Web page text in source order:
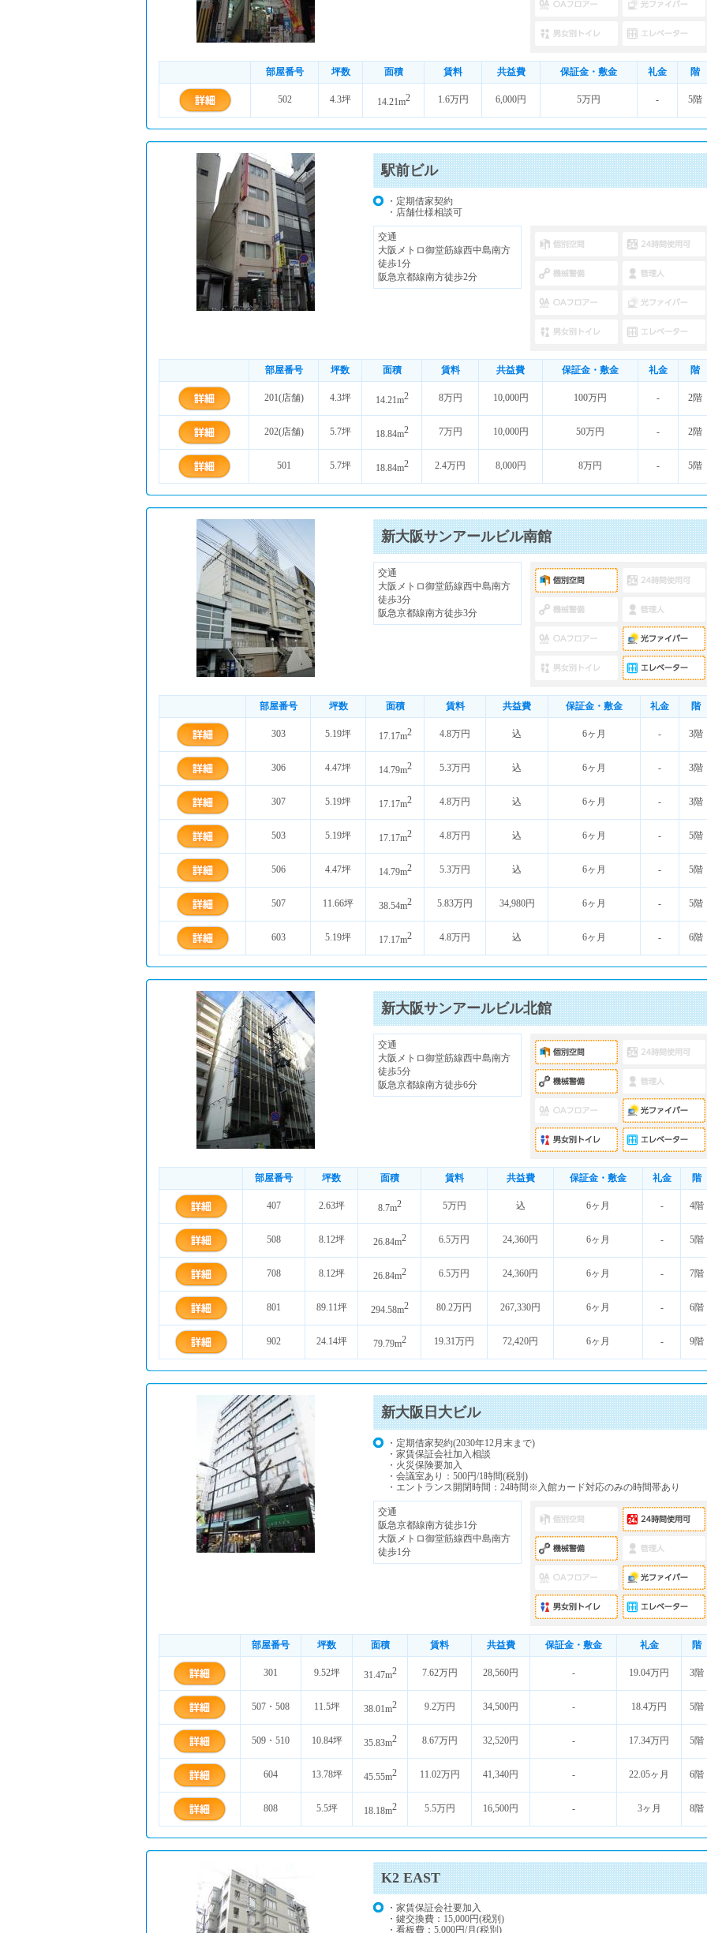
部屋番号 坪数 面積 賃料 共益費 保証金・敷金 礼金 階
502 4.3坪 14.21m2 1.6万円 6,000円 5万円 - 5階
駅前ビル
・定期借家契約
・店舗仕様相談可
交通
大阪メトロ御堂筋線西中島南方
徒歩1分
阪急京都線南方徒歩2分
部屋番号 坪数 面積 賃料 共益費 保証金・敷金 礼金 階
201(店舗) 4.3坪 14.21m2 8万円 10,000円 100万円 - 2階
202(店舗) 5.7坪 18.84m2 7万円 10,000円 50万円 - 2階
501 5.7坪 18.84m2 2.4万円 8,000円 8万円 - 5階
新大阪サンアールビル南館
交通
大阪メトロ御堂筋線西中島南方
徒歩3分
阪急京都線南方徒歩3分
部屋番号 坪数 面積 賃料 共益費 保証金・敷金 礼金 階
303 5.19坪 17.17m2 4.8万円 込 6ヶ月 - 3階
306 4.47坪 14.79m2 5.3万円 込 6ヶ月 - 3階
307 5.19坪 17.17m2 4.8万円 込 6ヶ月 - 3階
503 5.19坪 17.17m2 4.8万円 込 6ヶ月 - 5階
506 4.47坪 14.79m2 5.3万円 込 6ヶ月 - 5階
507 11.66坪 38.54m2 5.83万円 34,980円 6ヶ月 - 5階
603 5.19坪 17.17m2 4.8万円 込 6ヶ月 - 6階
新大阪サンアールビル北館
交通
大阪メトロ御堂筋線西中島南方
徒歩5分
阪急京都線南方徒歩6分
部屋番号 坪数 面積 賃料 共益費 保証金・敷金 礼金 階
407 2.63坪 8.7m2 5万円 込 6ヶ月 - 4階
508 8.12坪 26.84m2 6.5万円 24,360円 6ヶ月 - 5階
708 8.12坪 26.84m2 6.5万円 24,360円 6ヶ月 - 7階
801 89.11坪 294.58m2 80.2万円 267,330円 6ヶ月 - 6階
902 24.14坪 79.79m2 19.31万円 72,420円 6ヶ月 - 9階
新大阪日大ビル
・定期借家契約(2030年12月末まで)
・家賃保証会社加入相談
・火災保険要加入
・会議室あり：500円/1時間(税別)
・エントランス開閉時間：24時間※入館カード対応のみの時間帯あり
交通
阪急京都線南方徒歩1分
大阪メトロ御堂筋線西中島南方
徒歩1分
部屋番号 坪数 面積 賃料 共益費 保証金・敷金 礼金 階
301 9.52坪 31.47m2 7.62万円 28,560円 - 19.04万円 3階
507・508 11.5坪 38.01m2 9.2万円 34,500円 - 18.4万円 5階
509・510 10.84坪 35.83m2 8.67万円 32,520円 - 17.34万円 5階
604 13.78坪 45.55m2 11.02万円 41,340円 - 22.05ヶ月 6階
808 5.5坪 18.18m2 5.5万円 16,500円 - 3ヶ月 8階
K2 EAST
・家賃保証会社要加入
・鍵交換費：15,000円(税別)
・看板費：5,000円/月(税別)